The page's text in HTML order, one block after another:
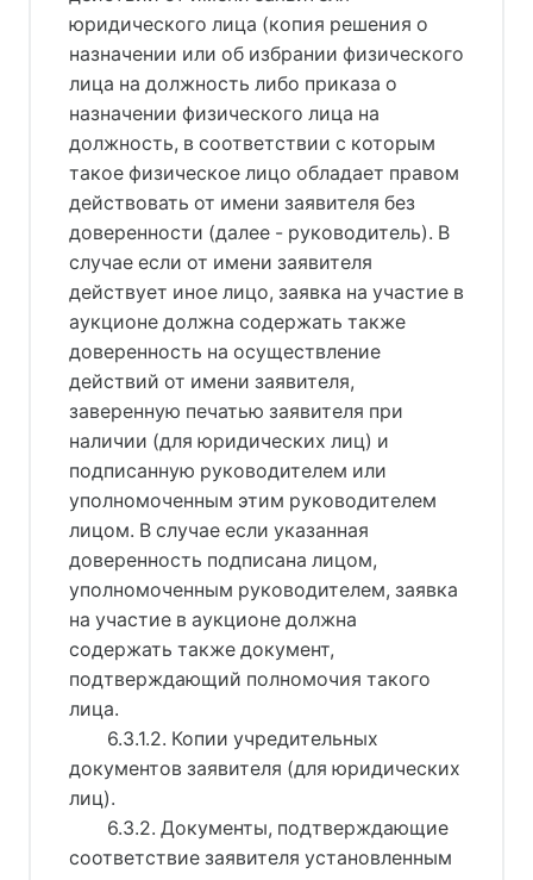
юридического лица (копия решения о
назначении или об избрании физического
лица на должность либо приказа о
назначении физического лица на
должность, в соответствии с которым
такое физическое лицо обладает правом
действовать от имени заявителя без
доверенности (далее - руководитель). В
случае если от имени заявителя
действует иное лицо, заявка на участие в
аукционе должна содержать также
доверенность на осуществление
действий от имени заявителя,
заверенную печатью заявителя при
наличии (для юридических лиц) и
подписанную руководителем или
уполномоченным этим руководителем
лицом. В случае если указанная
доверенность подписана лицом,
уполномоченным руководителем, заявка
на участие в аукционе должна
содержать также документ,
подтверждающий полномочия такого
лица.
6.3.1.2. Копии учредительных
документов заявителя (для юридических
лиц).
6.3.2. Документы, подтверждающие
соответствие заявителя установленным